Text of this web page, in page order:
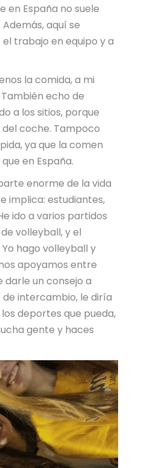
en España no suele
aquí se
trabajo en equipo y a
la comida, a mi
echo de
a los sitios, porque
coche. Tampoco
ya que la comen
en España.
enorme de la vida
implica: estudiantes,
ido a varios partidos
volleyball, y el
hago volleyball y
apoyamos entre
darle un consejo a
de intercambio, le diría
deportes que pueda,
gente y haces